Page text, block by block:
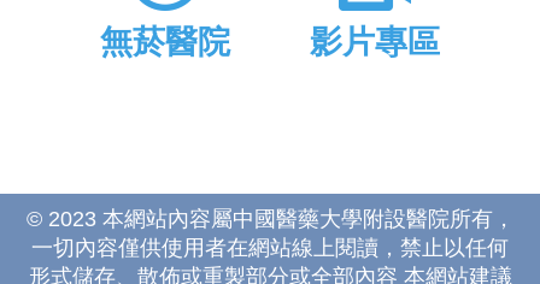
無菸醫院 影片專區
© 2023 本網站內容屬中國醫藥大學附設醫院所有，
一切內容僅供使用者在網站線上閱讀，禁止以任何
形式儲存、散佈或重製部分或全部內容 本網站建議